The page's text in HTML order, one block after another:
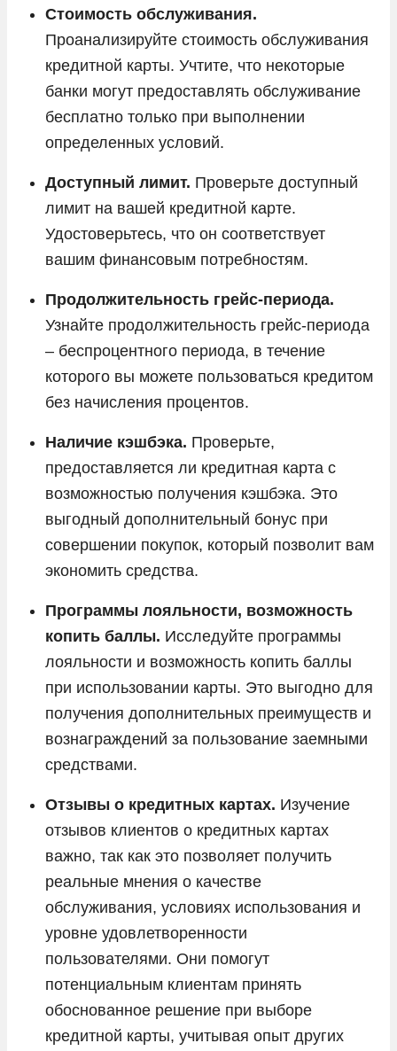
Стоимость обслуживания.
Проанализируйте стоимость обслуживания
кредитной карты. Учтите, что некоторые
банки могут предоставлять обслуживание
бесплатно только при выполнении
определенных условий.
Доступный лимит. Проверьте доступный
лимит на вашей кредитной карте.
Удостоверьтесь, что он соответствует
вашим финансовым потребностям.
Продолжительность грейс-периода.
Узнайте продолжительность грейс-периода
– беспроцентного периода, в течение
которого вы можете пользоваться кредитом
без начисления процентов.
Наличие кэшбэка. Проверьте,
предоставляется ли кредитная карта с
возможностью получения кэшбэка. Это
выгодный дополнительный бонус при
совершении покупок, который позволит вам
экономить средства.
Программы лояльности, возможность
копить баллы. Исследуйте программы
лояльности и возможность копить баллы
при использовании карты. Это выгодно для
получения дополнительных преимуществ и
вознаграждений за пользование заемными
средствами.
Отзывы о кредитных картах. Изучение
отзывов клиентов о кредитных картах
важно, так как это позволяет получить
реальные мнения о качестве
обслуживания, условиях использования и
уровне удовлетворенности
пользователями. Они помогут
потенциальным клиентам принять
обоснованное решение при выборе
кредитной карты, учитывая опыт других